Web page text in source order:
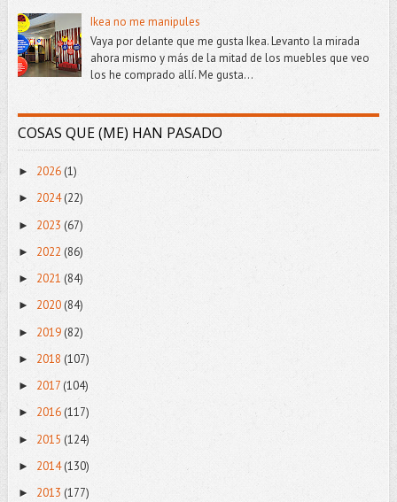
Ikea no me manipules
Vaya por delante que me gusta Ikea. Levanto la mirada
ahora mismo y más de la mitad de los muebles que veo
los he comprado allí. Me gusta...
COSAS QUE (ME) HAN PASADO
► 2026(1)
► 2024(22)
► 2023 (67)
► 2022 (86)
► 2021 (84)
► 2020 (84)
► 2019 (82)
► 2018 (107)
► 2017(104)
► 2016(117)
► 2015 (124)
► 2014(130)
► 2013 (177)